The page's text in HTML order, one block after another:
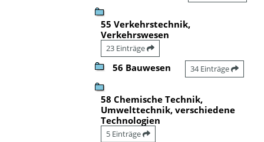
55 Verkehrstechnik,
Verkehrswesen
23 Einträge
56 Bauwesen 34 Einträge
58 Chemische Technik,
Umwelttechnik, verschiedene
Technologien
5 Einträge